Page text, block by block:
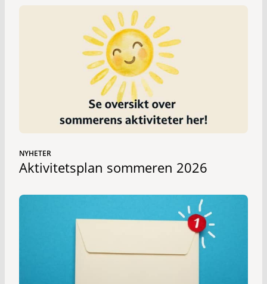
NYHETER
Aktivitetsplan sommeren 2026